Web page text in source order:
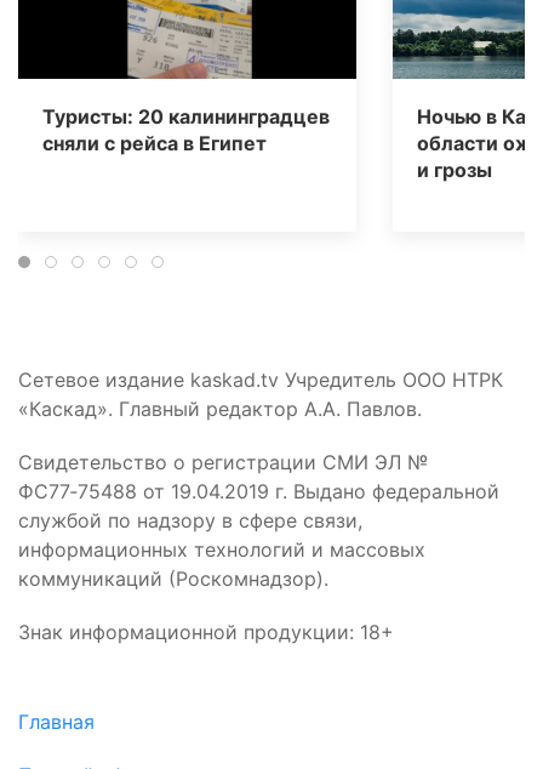
Туристы: 20 калининградцев
сняли с рейса в Египет
Ночью в
области
и грозы
Сетевое издание kaskad.tv Учредитель ООО НТРК
«Каскад». Главный редактор А.А. Павлов.
Свидетельство о регистрации СМИ ЭЛ №
ФС77‑75488 от 19.04.2019 г. Выдано федеральной
службой по надзору в сфере связи,
информационных технологий и массовых
коммуникаций (Роскомнадзор).
Знак информационной продукции: 18+
Главная